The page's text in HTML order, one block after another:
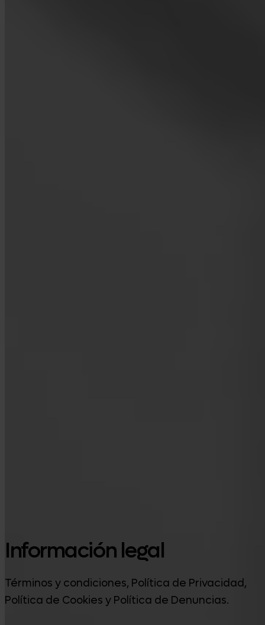
Información legal
Términos y condiciones, Política de Privacidad,
Política de Cookies y Política de Denuncias.